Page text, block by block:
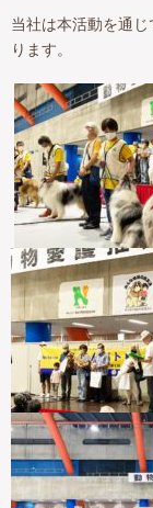
当社は本活動を通
ります。